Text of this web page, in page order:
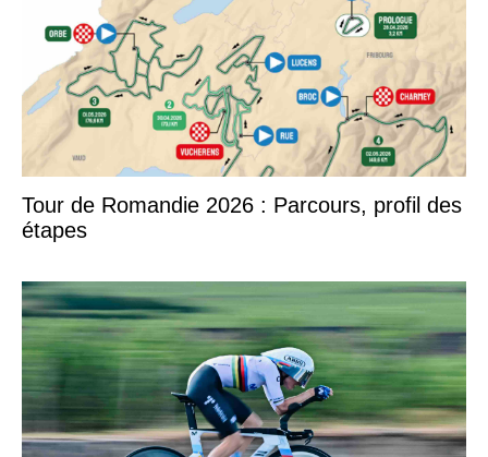
Tour de Romandie 2026 : Parcours, profil des
étapes